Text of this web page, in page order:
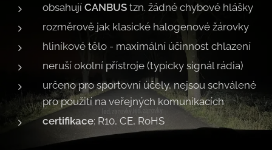
obsahují CANBUS tzn. žádné chybové hlášky
rozměrově jak klasické halogenové žárovky
hliníkové tělo - maximální účinnost chlazení
neruší okolní přístroje (typicky signál rádia)
určeno pro sportovní účely, nejsou schválené
pro použití na veřejných komunikacích
certifikace: R10, CE, RoHS